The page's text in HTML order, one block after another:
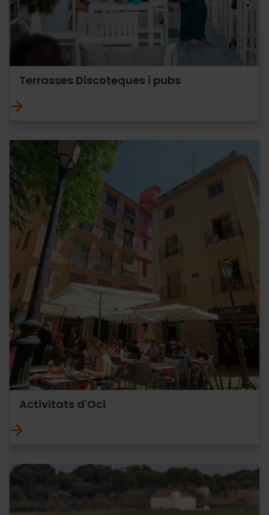
Terrasses Discoteques i pubs
Activitats d'Oci